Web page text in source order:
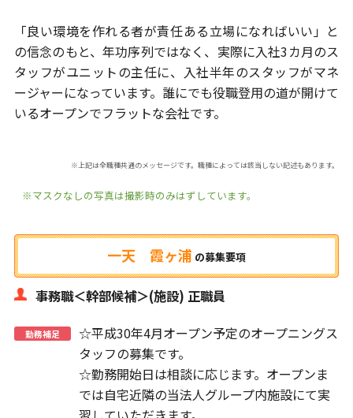
「良い環境を作れる者が責任ある立場になればいい」と
の信念のもと、年功序列ではなく、実際に入社3カ月のス
タッフがユニットの主任に、
入社半年のスタッフがマネ
ージャーになっています。 誰にでも役職登用の道が開けて
いるオープンでフラットな会社です。
※上記は全職種共通のメッセージです。職種によっては該当しない記述もあります。
※マスクなしの写真は撮影時のみはずしています。
一天 霞ヶ浦 の募集要項
事務職＜幹部候補＞(施設) 正職員
勤務補足
☆平成30年4月オープン予定のオープニングス
タッフの募集です。
☆勤務開始日は相談に応じます。オープンま
では自宅近隣の当法人グループ内施設にて実